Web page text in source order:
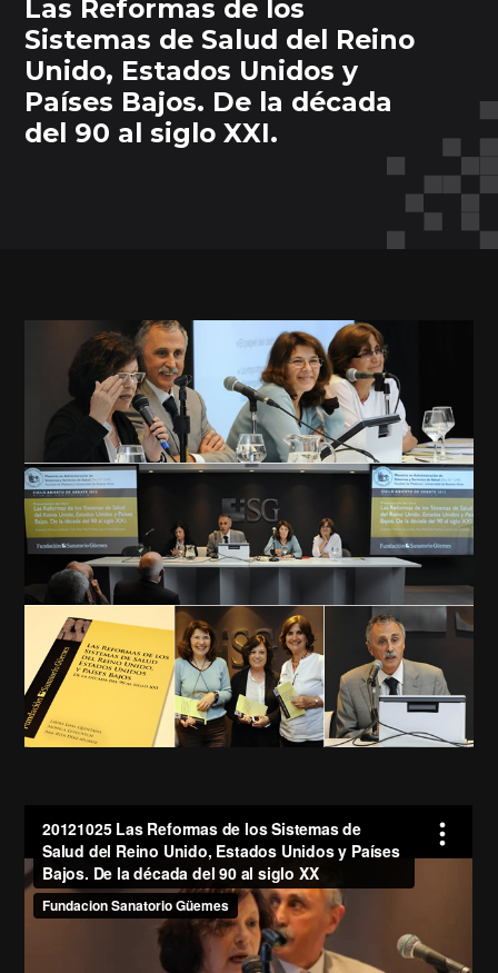
Las Reformas de los
Sistemas de Salud del Reino
Unido, Estados Unidos y
Países Bajos. De la década
del 90 al siglo XXI.